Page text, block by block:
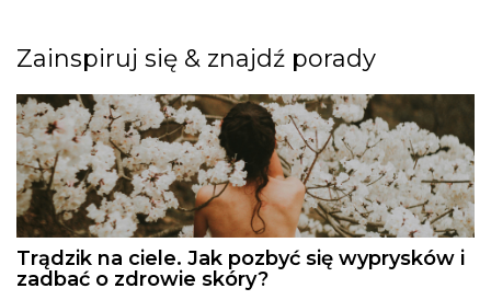
Zainspiruj się & znajdź porady
Trądzik na ciele. Jak pozbyć się wyprysków i
zadbać o zdrowie skóry?